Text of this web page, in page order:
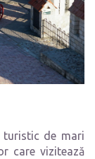
turistic de mari
care vizitează